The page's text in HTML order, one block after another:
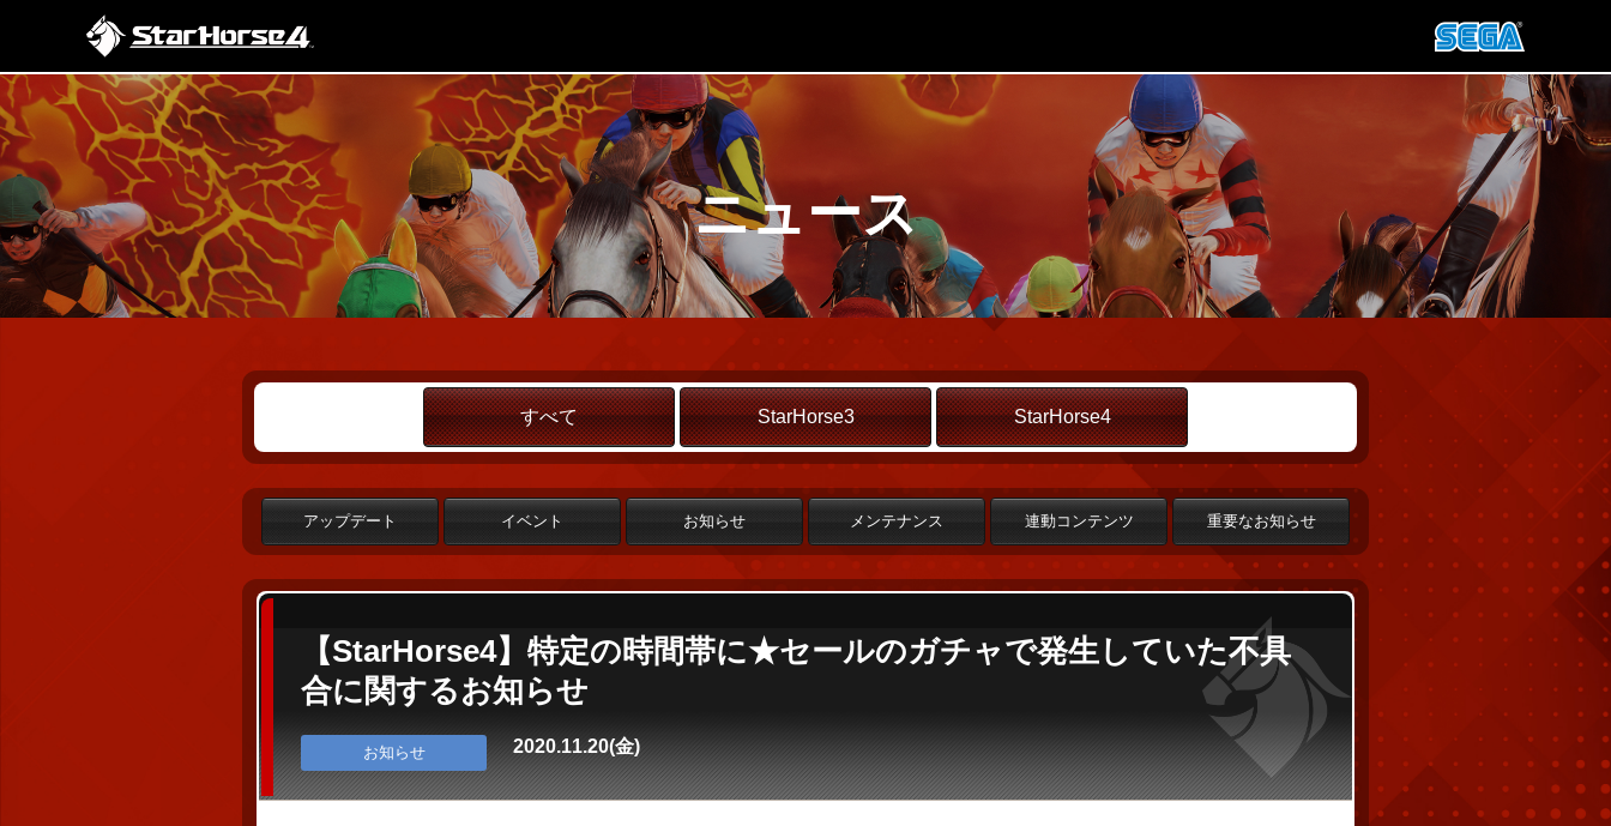
ニュース
すべて StarHorse3 StarHorse4
アップデート イベント お知らせ メンテナンス 連動コンテンツ 重要なお知らせ
【StarHorse4】特定の時間帯に★セールのガチャで発生していた不具
合に関するお知らせ
お知らせ 2020.11.20(金)